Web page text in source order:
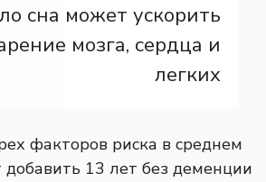
сна может ускорить
мозга, сердца и
легких